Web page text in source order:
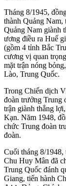
Tháng 8/1945,
thành Quảng Nam,
Quảng Nam giành
ương điều ra Huế
(gồm 4 tỉnh Bắc
cương vị quan
mặt trận nóng
Lào, Trung Quốc.
Trong Chiến dịch
đoàn trưởng Trung
trận giành thắng
Kạn. Năm 1948,
chức Trung đoàn
đoàn.
Cuối tháng 8/
Chu Huy Mân đã
Trung Quốc đánh
Giang, tiến hành